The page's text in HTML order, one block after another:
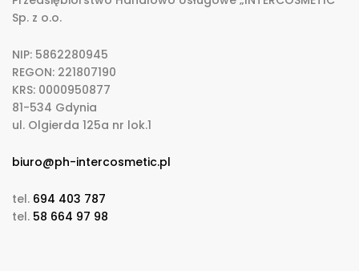
Sp. z o.o.
NIP: 5862280945
REGON: 221807190
KRS: 0000950877
81-534 Gdynia
ul. Olgierda 125a nr lok.1
biuro@ph-intercosmetic.pl
tel. 694 403 787
tel. 58 664 97 98